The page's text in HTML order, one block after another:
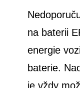
na baterii
energie
baterie.
je vždy